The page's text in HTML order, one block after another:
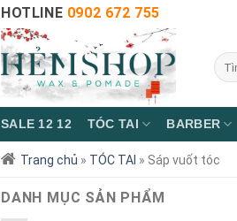
HOTLINE 0902 672 755
SALE 12 12 TÓC TAI BARBER
Trang chủ » TÓC TAI » Sáp vuốt tóc
DANH MỤC SẢN PHẨM